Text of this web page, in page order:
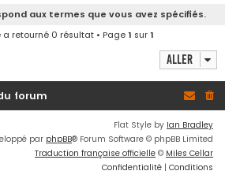
e
aux termes que vous avez spécifiés.
a retourné 0 résultat • Page1 sur1
Aller
forum
Flat Style by Ian Bradley
par phpBB® Forum Software © phpBB Limited
Traduction française officielle © Miles Cellar
Confidentialité | Conditions